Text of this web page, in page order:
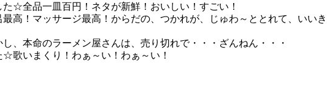
☆全品一皿百円！ネタが新鮮！おいしい！すごい！
高！マッサージ最高！からだの、つかれが、じゅわ～ととれて、いい
、本命のラーメン屋さんは、売り切れで・・・ざんねん・・・
歌いまくり！わぁ～い！わぁ～い！